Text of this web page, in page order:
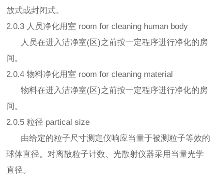
放式或封闭式。
2.0.3 人员净化用室 room for cleaning human body
人员在进入洁净室(区)之前按一定程序进行净化的房
间。
2.0.4 物料净化用室 room for cleaning material
物料在进入洁净室(区)之前按一定程序进行净化的房
间。
2.0.5 粒径 partical size
由给定的粒子尺寸测定仪响应当量于被测粒子等效的
球体直径。对离散粒子计数、光散射仪器采用当量光学
直径。